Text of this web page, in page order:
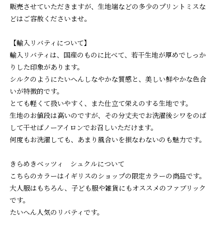
販売させていただきますが、生地端などの多少のプリントミスな
どはご容赦くださいませ。
【輸入リバティについて】
輸入リバティは、国産のものに比べて、若干生地が厚めでしっか
りした印象があります。
シルクのようにたいへんしなやかな質感と、美しい鮮やかな色合
いが特徴的です。
とても軽くて扱いやすく、また仕立て栄えのする生地です。
生地のお値段は高いのですが、その分丈夫でお洗濯後シワをのば
して干せばノーアイロンでお召しいただけます。
何度もお洗濯しても、あまり風合いを損なわないのも魅力です。
きらめきベッツィ シュクルについて
こちらのカラーはイギリスのショップの限定カラーの商品です。
大人服はもちろん、子ども服や雑貨にもオススメのファブリック
です。
たいへん人気のリバティです。